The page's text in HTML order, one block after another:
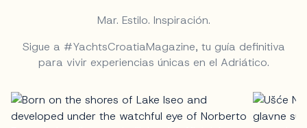
Mar. Estilo. Inspiración.
Sigue a #YachtsCroatiaMagazine, tu guía definitiva
para vivir experiencias únicas en el Adriático.